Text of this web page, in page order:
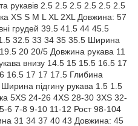
рукавів 2.5 2.5 2.5 2.5 2.5 2.5
XS S M L XL 2XL Довжина: 57
грудей 39.5 41.5 44 45.5
32.5 33 34 35 35.5 Ширина
20 20/5 Довжина рукава 11
внизу 14.5 15 15.5 16.5 17
16.5 17 17 17.5 Глибина
підгину рукава 1.5 1.5
5XS 24-26 4XS 28-30 3XS 32-
6 7-8 9-10 11-12 Рост 98-104
31 34 37 40 43 Довжина: 45